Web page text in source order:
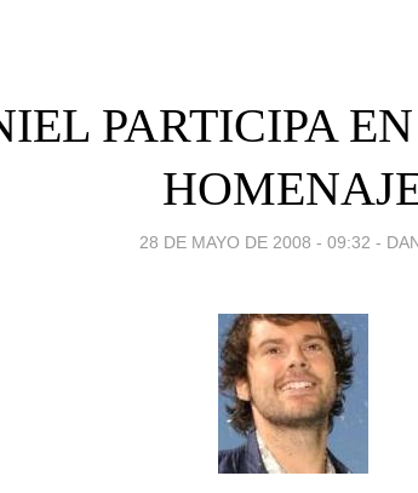
PARTICIPA
28 DE MAYO DE 2008 - 09:32 -